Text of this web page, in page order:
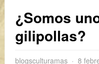
¿Somos
gilipollas?
blogsculturamas 8